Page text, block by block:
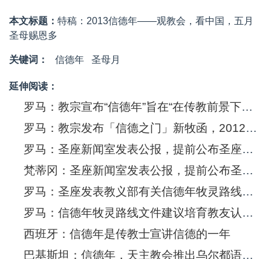
本文标题： 特稿：2013信德年——观教会，看中国，五月
圣母赐恩多
关键词： 信德年 圣母月
延伸阅读：
罗马：教宗宣布“信德年”旨在“在传教前景下、在向外邦人传教以及新福传事业中巩固和深化信德”
罗马：教宗发布「信德之门」新牧函，2012年10月开始「信德年」：相信耶稣是达至救恩的道路
罗马：圣座新闻室发表公报，提前公布圣座教义部为信德年发表的说明书
梵蒂冈：圣座新闻室发表公报，提前公布圣座教义部为信德年发表的说明书
罗马：圣座发表教义部有关信德年牧灵路线文件
罗马：信德年牧灵路线文件建议培育教友认识梵二会议文献珍惜信德的恩赐
西班牙：信德年是传教士宣讲信德的一年
巴基斯坦：信德年，天主教会推出乌尔都语要理